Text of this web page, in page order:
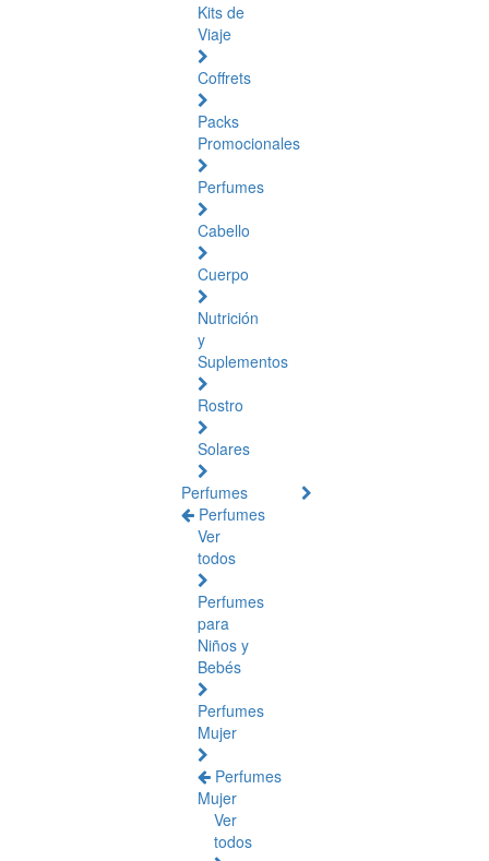
Kits de
Viaje
Coffrets
Packs
Promocionales
Perfumes
Cabello
Cuerpo
Nutrición
y
Suplementos
Rostro
Solares
Perfumes
Perfumes
Ver
todos
Perfumes
para
Niños y
Bebés
Perfumes
Mujer
Perfumes
Mujer
Ver
todos